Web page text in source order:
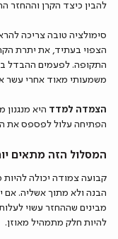
להבין כיצד הקרן וההחזר
סימולציה טובה צריכה
הצפוי בעתיד, את יתרת
התקופה. לפעמים ההבדל
משמעותי מאוד אחרי עשר
הצמדה למדד היא
הפתיחה עלול לפספס את
המסלול הזה מתאים
קבועה צמודה יכולה
הבנה ולא מתוך אשליה. אם
מבינים שההחזר עשוי
להיות חלק מתמהיל מאוזן.